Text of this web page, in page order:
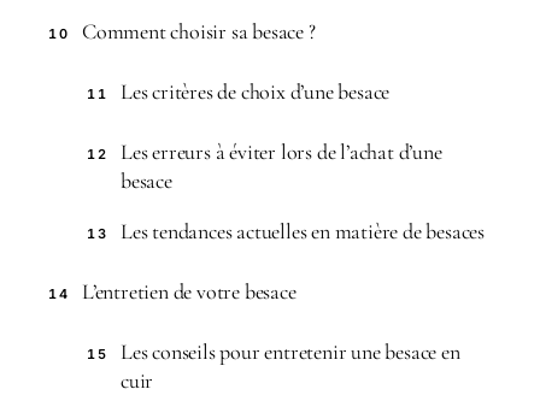
10 Comment choisir sa besace ?
11 Les critères de choix d’une besace
12
Les erreurs à éviter lors de l’achat d’une
besace
13 Les tendances actuelles en matière de besaces
14 L’entretien de votre besace
15
Les conseils pour entretenir une besace en
cuir